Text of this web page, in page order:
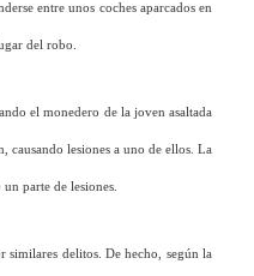
entre unos coches aparcados en
del robo.
el monedero de la joven asaltada
lesiones a uno de ellos. La
parte de lesiones.
similares delitos. De hecho, según la